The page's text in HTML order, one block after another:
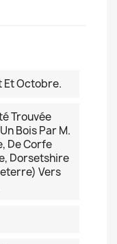
Et Octobre.
Trouvée
Bois Par M.
De Corfe
Dorsetshire
Vers